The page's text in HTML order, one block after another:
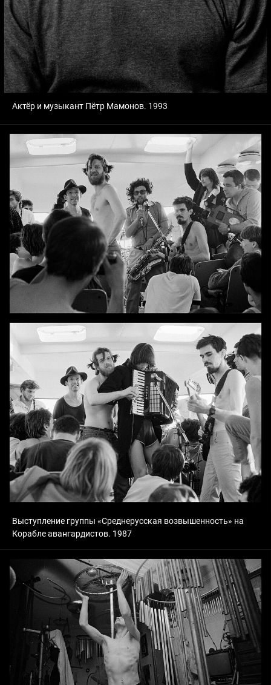
Актёр и музыкант Пётр Мамонов. 1993
Выступление группы «Среднерусская возвышенность» на
Корабле авангардистов. 1987